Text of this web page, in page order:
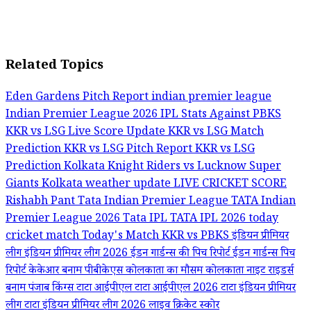
Related Topics
Eden Gardens Pitch Reportindian premier league
Indian Premier League 2026IPL Stats Against PBKS
KKR vs LSG Live Score UpdateKKR vs LSG Match
PredictionKKR vs LSG Pitch ReportKKR vs LSG
PredictionKolkata Knight Riders vs Lucknow Super
GiantsKolkata weather updateLIVE CRICKET SCORE
Rishabh PantTata Indian Premier LeagueTATA Indian
Premier League 2026Tata IPLTATA IPL 2026today
cricket matchToday's Match KKR vs PBKSइंडियन प्रीमियर
लीगइंडियन प्रीमियर लीग 2026ईडन गार्डन्स की पिच रिपोर्टईडन गार्डन्स पिच
रिपोर्टकेकेआर बनाम पीबीकेएसकोलकाता का मौसमकोलकाता नाइट राइडर्स
बनाम पंजाब किंग्सटाटा आईपीएलटाटा आईपीएल 2026टाटा इंडियन प्रीमियर
लीगटाटा इंडियन प्रीमियर लीग 2026लाइव क्रिकेट स्कोर